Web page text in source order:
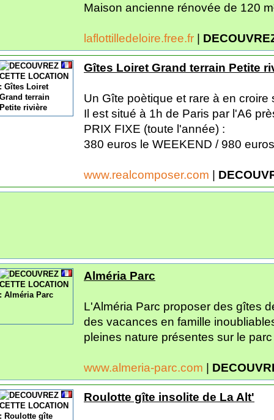
Maison ancienne rénovée de 120
laflottilledeloire.free.fr |
Gîtes Loiret Grand terrain Petite
Un Gîte poètique et rare à en croire
Il est situé à 1h de Paris par l'A6
PRIX FIXE (toute l'année) :
380 euros le WEEKEND / 980
www.realcomposer.com |
Alméria Parc
L'Alméria Parc proposer des gîtes
des vacances en famille
pleines nature présentes sur le
www.almeria-parc.com |
Roulotte gîte insolite de La Alt'